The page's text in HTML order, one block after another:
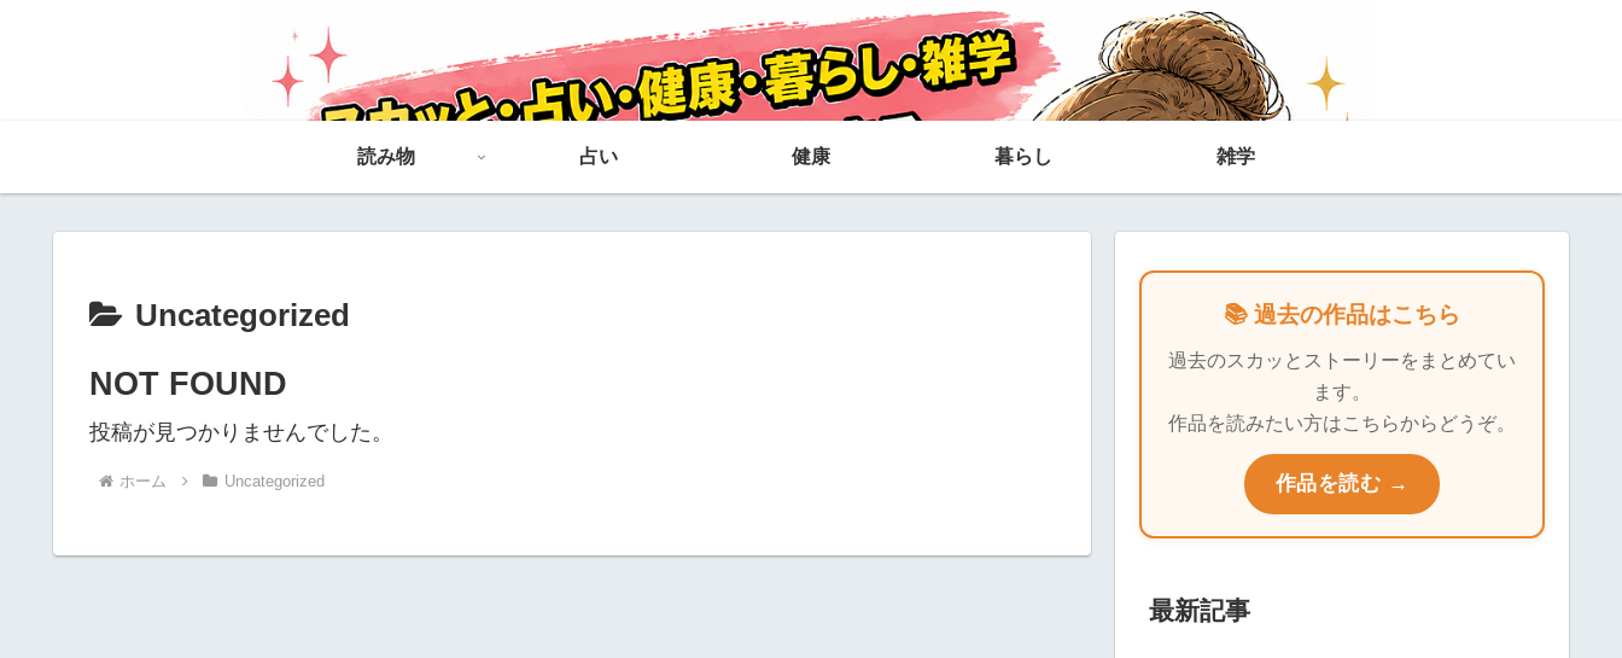
読み物 占い 健康 暮らし 雑学
Uncategorized
NOT FOUND
投稿が見つかりませんでした。
ホーム Uncategorized
📚 過去の作品はこちら
過去のスカッとストーリーをまとめてい
ます。
作品を読みたい方はこちらからどうぞ。
作品を読む →
最新記事